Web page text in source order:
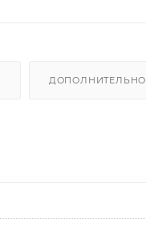
ДОПОЛНИТЕЛЬНО